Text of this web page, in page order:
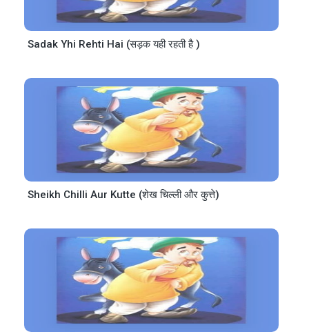
Sadak Yhi Rehti Hai (सड़क यही रहती है )
Sheikh Chilli Aur Kutte (शेख चिल्ली और कुत्ते)